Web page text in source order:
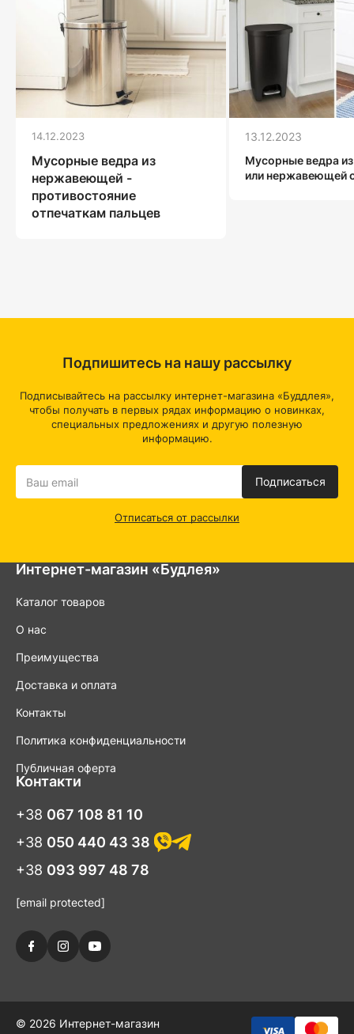
14.12.2023
Мусорные ведра из
нержавеющей -
противостояние
отпечаткам пальцев
13.12.2023
Мусорные ведра из
или нержавеющей
Интернет-магазин «Будлея»
Каталог товаров
О нас
Преимущества
Доставка и оплата
Контакты
Политика конфиденциальности
Публичная оферта
Контакти
+38 067 108 81 10
+38 050 440 43 38
+38 093 997 48 78
[email protected]
Подпишитесь на нашу рассылку
Подписывайтесь на рассылку интернет-магазина «Буддлея»,
чтобы получать в первых рядах информацию о новинках,
специальных предложениях и другую полезную
информацию.
Подписаться
Отписаться от рассылки
© 2026 Интернет-магазин